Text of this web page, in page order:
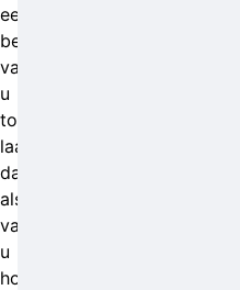
een
bekende
van
u
toebehoren,
laat
dan
alstublieft
van
u
horen.